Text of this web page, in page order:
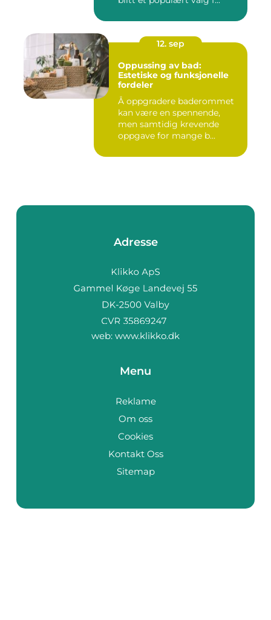
12. sep
Oppussing av bad:
Estetiske og funksjonelle
fordeler
Å oppgradere baderommet
kan være en spennende,
men samtidig krevende
oppgave for mange b...
Adresse
web: www.klikko.dk
Menu
Reklame
Om oss
Cookies
Kontakt Oss
Sitemap